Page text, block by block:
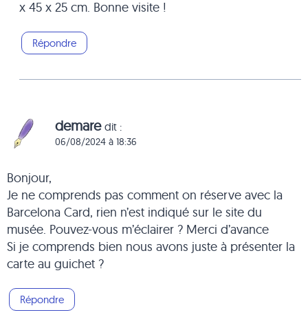
x 45 x 25 cm. Bonne visite !
Répondre
demare dit :
06/08/2024 à 18:36
Bonjour,
Je ne comprends pas comment on réserve avec la
Barcelona Card, rien n’est indiqué sur le site du
musée. Pouvez-vous m’éclairer ? Merci d’avance
Si je comprends bien nous avons juste à présenter la
carte au guichet ?
Répondre